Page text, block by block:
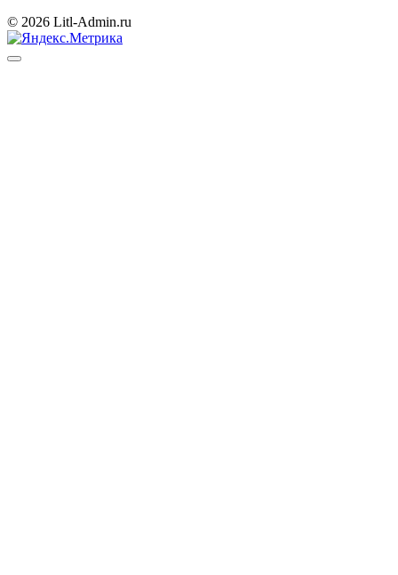
© 2026 Litl-Admin.ru